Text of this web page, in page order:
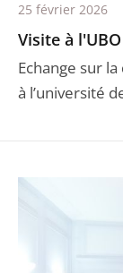
Visite à
Echange sur
à l’université
25 février 2026